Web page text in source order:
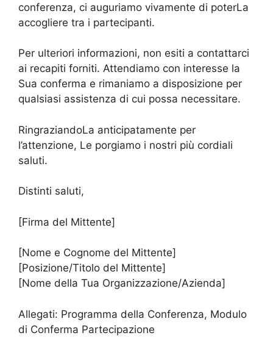
conferenza, ci auguriamo vivamente di poterLa
accogliere tra i partecipanti.
Per ulteriori informazioni, non esiti a contattarci
ai recapiti forniti. Attendiamo con interesse la
Sua conferma e rimaniamo a disposizione per
qualsiasi assistenza di cui possa necessitare.
RingraziandoLa anticipatamente per
l’attenzione, Le porgiamo i nostri più cordiali
saluti.
Distinti saluti,
[Firma del Mittente]
[Nome e Cognome del Mittente]
[Posizione/Titolo del Mittente]
[Nome della Tua Organizzazione/Azienda]
Allegati: Programma della Conferenza, Modulo
di Conferma Partecipazione